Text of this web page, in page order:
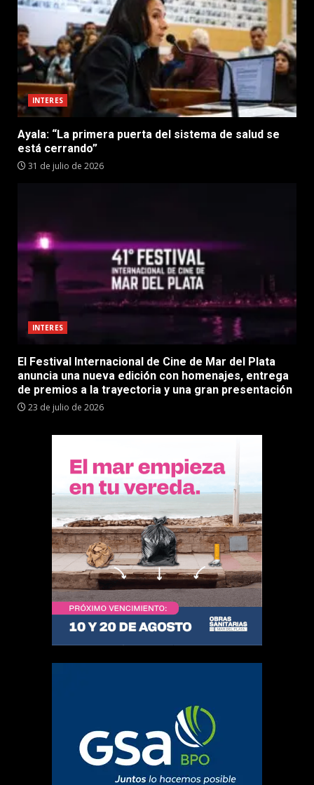
INTERES
Ayala: “La primera puerta del sistema de salud se
está cerrando”
31 de julio de 2026
INTERES
El Festival Internacional de Cine de Mar del Plata
anuncia una nueva edición con homenajes, entrega
de premios a la trayectoria y una gran presentación
23 de julio de 2026